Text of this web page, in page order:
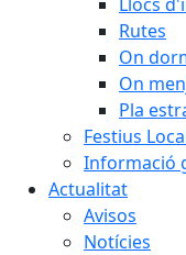
Rutes
On
On
Pla
Festius
Informació
Actualitat
Avisos
Notícies